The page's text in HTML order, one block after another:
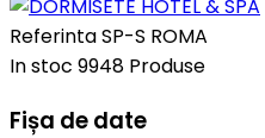
ReferintaSP-S ROMA
In stoc 9948 Produse
Fișa de date